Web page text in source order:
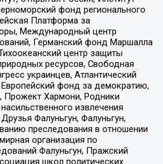
фонд регионального
Платформа за
Международный центр
Германский фонд Маршалла
центр защиты
ресурсов, Свободная
украинцев, Атлантический
фонд за демократию,
Хармони, Родники
извлечения
Фалуньгун, Фалуньгун,
преследования в отношении
организация по
Фалуньгун, Пражский
школ политических